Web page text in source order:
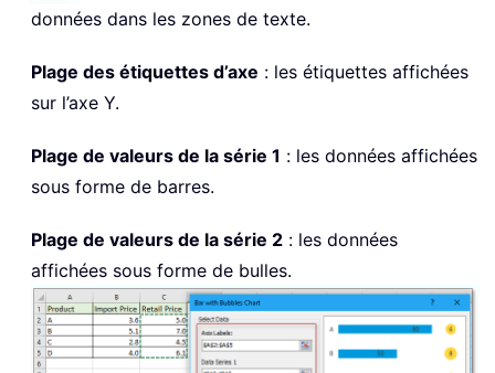
données dans les zones de texte.
Plage des étiquettes d’axe : les étiquettes affichées
sur l’axe Y.
Plage de valeurs de la série 1 : les données affichées
sous forme de barres.
Plage de valeurs de la série 2 : les données
affichées sous forme de bulles.